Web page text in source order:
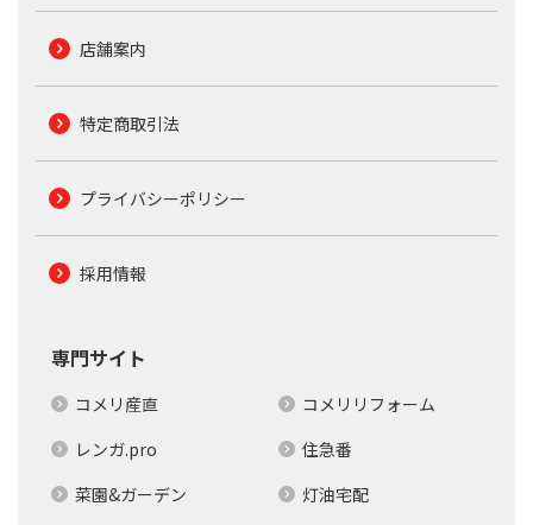
店舗案内
特定商取引法
プライバシーポリシー
採用情報
専門サイト
コメリ産直
コメリリフォーム
レンガ.pro
住急番
菜園&ガーデン
灯油宅配